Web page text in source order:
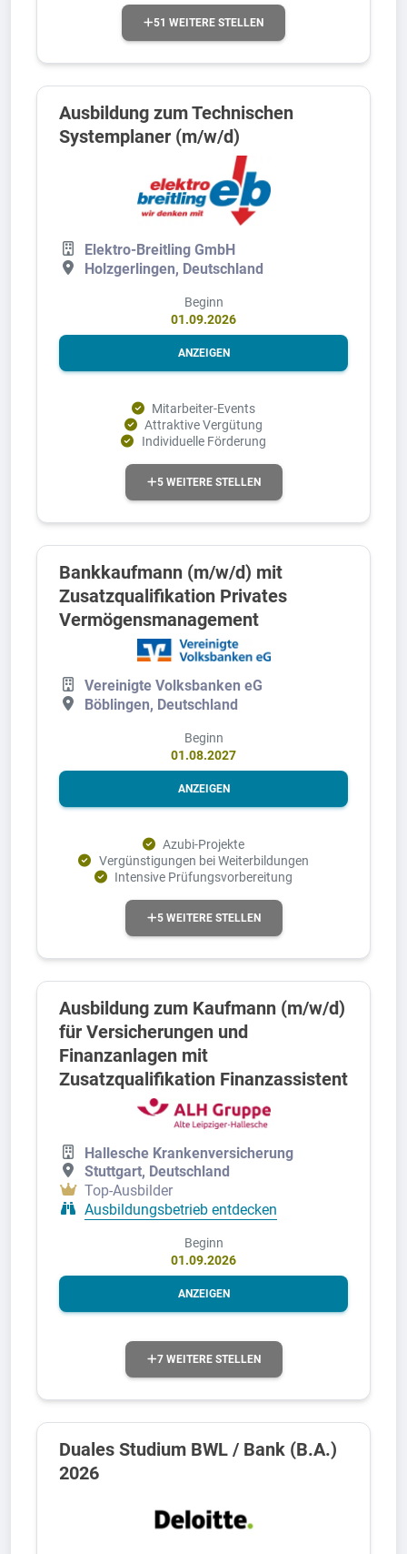
51 WEITERE STELLEN
Ausbildung zum Technischen
Systemplaner (m/w/d)
Elektro-Breitling GmbH
Holzgerlingen, Deutschland
Beginn
01.09.2026
ANZEIGEN
Mitarbeiter-Events
Attraktive Vergütung
Individuelle Förderung
5 WEITERE STELLEN
Bankkaufmann (m/w/d) mit
Zusatzqualifikation Privates
Vermögensmanagement
Vereinigte Volksbanken eG
Böblingen, Deutschland
Beginn
01.08.2027
ANZEIGEN
Azubi-Projekte
Vergünstigungen bei Weiterbildungen
Intensive Prüfungsvorbereitung
5 WEITERE STELLEN
Ausbildung zum Kaufmann (m/w/d)
für Versicherungen und
Finanzanlagen mit
Zusatzqualifikation Finanzassistent
Hallesche Krankenversicherung
Stuttgart, Deutschland
Top-Ausbilder
Ausbildungsbetrieb entdecken
Beginn
01.09.2026
ANZEIGEN
7 WEITERE STELLEN
Duales Studium BWL / Bank (B.A.)
2026